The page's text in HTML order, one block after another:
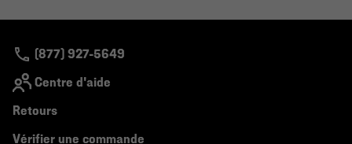
(877) 927-5649
Centre d'aide
Retours
Vérifier une commande